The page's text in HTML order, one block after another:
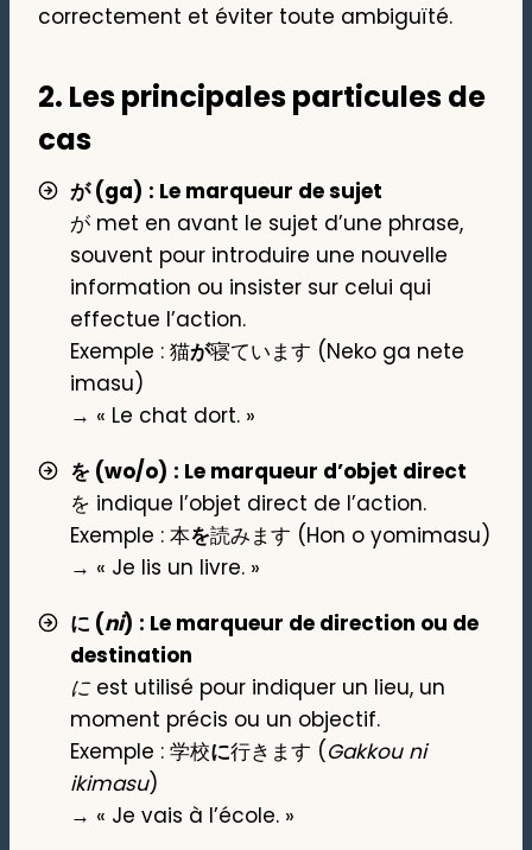
correctement et éviter toute ambiguïté.
2. Les principales particules de
cas
が (ga) : Le marqueur de sujet
が met en avant le sujet d’une phrase,
souvent pour introduire une nouvelle
information ou insister sur celui qui
effectue l’action.
Exemple : 猫が寝ています (Neko ga nete
imasu)
→ « Le chat dort. »
を (wo/o) : Le marqueur d’objet direct
を indique l’objet direct de l’action.
Exemple : 本を読みます (Hon o yomimasu)
→ « Je lis un livre. »
に (ni) : Le marqueur de direction ou de
destination
に est utilisé pour indiquer un lieu, un
moment précis ou un objectif.
Exemple : 学校に行きます (Gakkou ni
ikimasu)
→ « Je vais à l’école. »